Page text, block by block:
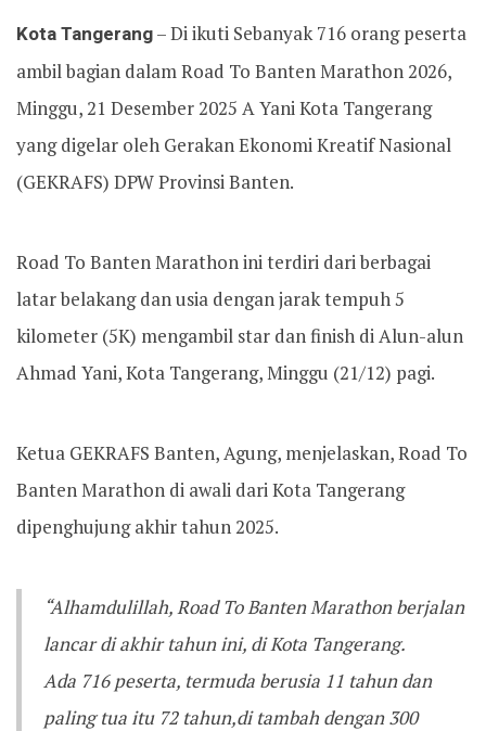
Kota Tangerang– Di ikuti Sebanyak 716 orang peserta
ambil bagian dalam Road To Banten Marathon 2026,
Minggu, 21 Desember 2025 A Yani Kota Tangerang
yang digelar oleh Gerakan Ekonomi Kreatif Nasional
(GEKRAFS) DPW Provinsi Banten.
‎Road To Banten Marathon ini terdiri dari berbagai
latar belakang dan usia dengan jarak tempuh 5
kilometer (5K) mengambil star dan finish di Alun-alun
Ahmad Yani, Kota Tangerang, Minggu (21/12) pagi.
Ketua GEKRAFS Banten, Agung, menjelaskan, Road To
Banten Marathon di awali dari Kota Tangerang
dipenghujung akhir tahun 2025.‎‎
“Alhamdulillah, Road To Banten Marathon berjalan
lancar di akhir tahun ini, di Kota Tangerang.
Ada 716 peserta, termuda berusia 11 tahun dan
paling tua itu 72 tahun,di tambah dengan 300